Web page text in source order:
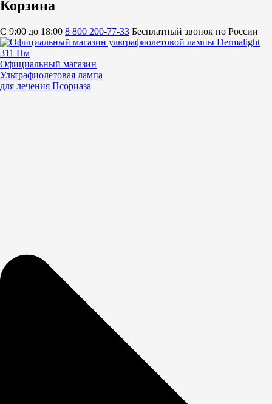
Корзина
C 9:00 до 18:00 8 800 200-77-33 Бесплатный звонок по России
Официальный магазин
Ультрафиолетовая лампа
для лечения Псориаза